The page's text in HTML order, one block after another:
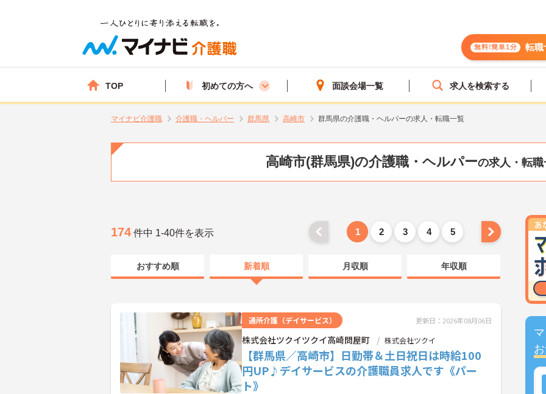
無料!簡単1分 転職
TOP 初めての方へ 面談会場一覧 求人を検索する
マイナビ介護職 介護職・ヘルパー 群馬県 高崎市 群馬県の介護職・ヘルパーの求人・転職一覧
高崎市(群馬県)の介護職・ヘルパーの求人・転職
174 件中 1-40件を表示 1 2 3 4 5
おすすめ順 新着順 月収順 年収順
通所介護（デイサービス） 更新日：2026年08月06日
株式会社ツクイツクイ高崎問屋町 株式会社ツクイ
【群馬県／高崎市】日勤帯＆土日祝日は時給100
円UP♪デイサービスの介護職員求人です《パー
ト》